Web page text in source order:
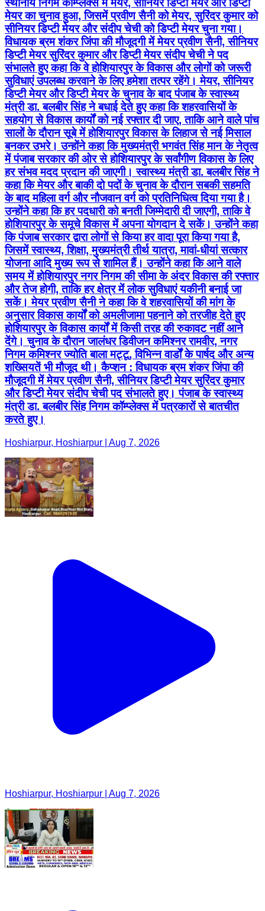
स्थानीय निगम कॉम्प्लेक्स में मेयर, सीनियर डिप्टी मेयर और डिप्टी
मेयर का चुनाव हुआ, जिसमें प्रवीण सैनी को मेयर, सुरिंदर कुमार को
सीनियर डिप्टी मेयर और संदीप चेची को डिप्टी मेयर चुना गया।
विधायक ब्रम शंकर जिंपा की मौजूदगी में मेयर प्रवीण सैनी, सीनियर
डिप्टी मेयर सुरिंदर कुमार और डिप्टी मेयर संदीप चेची ने पद
संभालते हुए कहा कि वे होशियारपुर के विकास और लोगों को जरूरी
सुविधाएं उपलब्ध करवाने के लिए हमेशा तत्पर रहेंगे। मेयर, सीनियर
डिप्टी मेयर और डिप्टी मेयर के चुनाव के बाद पंजाब के स्वास्थ्य
मंत्री डा. बलबीर सिंह ने बधाई देते हुए कहा कि शहरवासियों के
सहयोग से विकास कार्यों को नई रफ्तार दी जाए, ताकि आने वाले पांच
सालों के दौरान सूबे में होशियारपुर विकास के लिहाज से नई मिसाल
बनकर उभरे। उन्होंने कहा कि मुख्यमंत्री भगवंत सिंह मान के नेतृत्व
में पंजाब सरकार की ओर से होशियारपुर के सर्वांगीण विकास के लिए
हर संभव मदद प्रदान की जाएगी। स्वास्थ्य मंत्री डा. बलबीर सिंह ने
कहा कि मेयर और बाकी दो पदों के चुनाव के दौरान सबकी सहमति
के बाद महिला वर्ग और नौजवान वर्ग को प्रतिनिधित्व दिया गया है।
उन्होंने कहा कि हर पदधारी को बनती जिम्मेदारी दी जाएगी, ताकि वे
होशियारपुर के समूचे विकास में अपना योगदान दे सकें। उन्होंने कहा
कि पंजाब सरकार द्वारा लोगों से किया हर वादा पूरा किया गया है,
जिसमें स्वास्थ्य, शिक्षा, मुख्यमंत्री तीर्थ यात्रा, मावां-धीयां सत्कार
योजना आदि मुख्य रूप से शामिल हैं। उन्होंने कहा कि आने वाले
समय में होशियारपुर नगर निगम की सीमा के अंदर विकास की रफ्तार
और तेज होगी, ताकि हर क्षेत्र में लोक सुविधाएं यकीनी बनाई जा
सकें। मेयर प्रवीण सैनी ने कहा कि वे शहरवासियों की मांग के
अनुसार विकास कार्यों को अमलीजामा पहनाने को तरजीह देते हुए
होशियारपुर के विकास कार्यों में किसी तरह की रुकावट नहीं आने
देंगे। चुनाव के दौरान जालंधर डिवीजन कमिश्नर रामवीर, नगर
निगम कमिश्नर ज्योति बाला मट्टू, विभिन्न वार्डों के पार्षद और अन्य
शख्सियतें भी मौजूद थी। कैप्शन : विधायक ब्रम शंकर जिंपा की
मौजूदगी में मेयर प्रवीण सैनी, सीनियर डिप्टी मेयर सुरिंदर कुमार
और डिप्टी मेयर संदीप चेची पद संभालते हुए। पंजाब के स्वास्थ्य
मंत्री डा. बलबीर सिंह निगम कॉम्प्लेक्स में पत्रकारों से बातचीत
करते हुए।
Hoshiarpur, Hoshiarpur | Aug 7, 2026
Hoshiarpur, Hoshiarpur | Aug 7, 2026